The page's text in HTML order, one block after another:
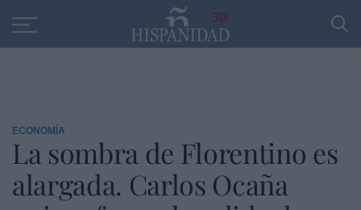
30
ECONOMÍA
La sombra de Florentino es
alargada. Carlos Ocaña